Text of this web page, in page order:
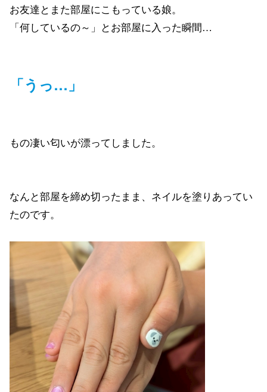
お友達とまた部屋にこもっている娘。
「何しているの～」とお部屋に入った瞬間…
「うっ…」
もの凄い匂いが漂ってしました。
なんと部屋を締め切ったまま、ネイルを塗りあってい
たのです。